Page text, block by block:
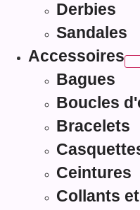
Derbies
Sandales
Accessoires
Bagues
Boucles
Bracelets
Ceintures
Collants